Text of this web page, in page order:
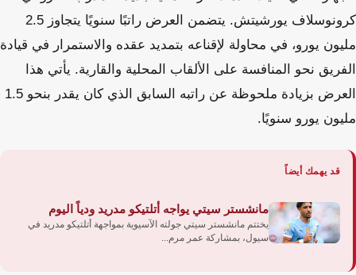
كرونوسلاف يورشيتش. يتضمن العرض راتبًا سنويًا يتجاوز 2.5
مليون يورو، في محاولة لإقناعه بتمديد عقده والاستمرار في قيادة
الفريق نحو المنافسة على الألقاب المحلية والقارية. يأتي هذا
العرض بزيادة ملحوظة عن راتبه السابق الذي كان يقدر بنحو 1.5
مليون يورو سنويًا.
قد يهمك أيضاً
مانشستر سيتي يواجه أتلتيكو مدريد ودياً اليوم
يختتم مانشستر سيتي جولته الآسيوية بمواجهة أتلتيكو مدريد في
سيول، بمشاركة عمر مرم...